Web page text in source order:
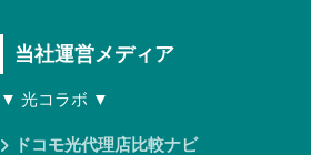
当社運営メディア
▼ 光コラボ ▼
ドコモ光代理店比較ナビ